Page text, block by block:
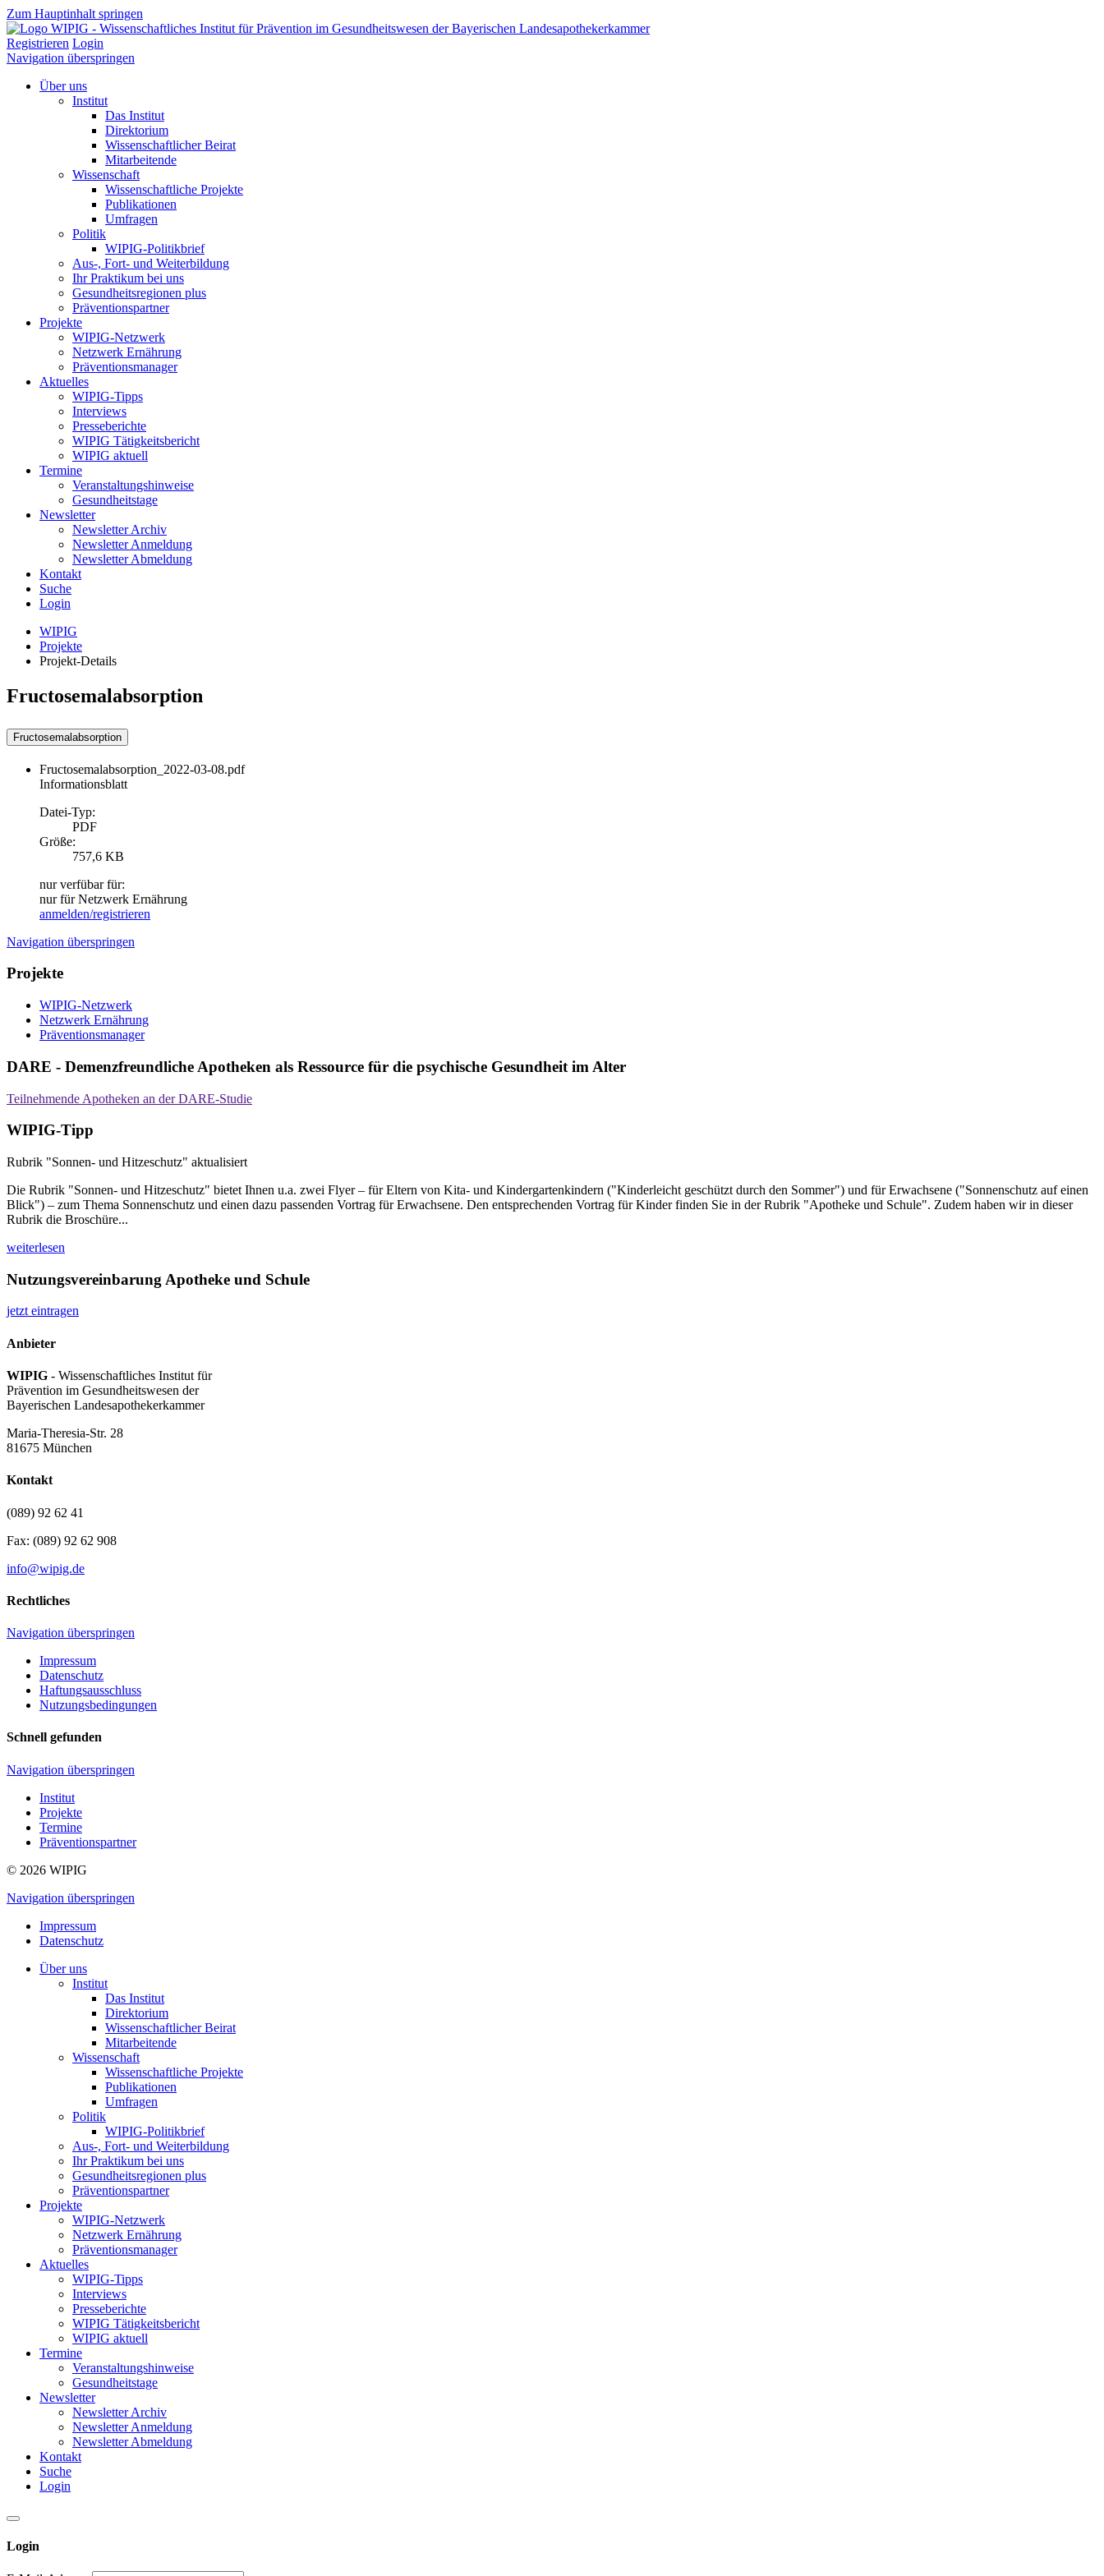
Zum Hauptinhalt springen
Registrieren Login
Navigation überspringen
Über uns
Institut
Das Institut
Direktorium
Wissenschaftlicher Beirat
Mitarbeitende
Wissenschaft
Wissenschaftliche Projekte
Publikationen
Umfragen
Politik
WIPIG-Politikbrief
Aus-, Fort- und Weiterbildung
Ihr Praktikum bei uns
Gesundheitsregionen plus
Präventionspartner
Projekte
WIPIG-Netzwerk
Netzwerk Ernährung
Präventionsmanager
Aktuelles
WIPIG-Tipps
Interviews
Presseberichte
WIPIG Tätigkeitsbericht
WIPIG aktuell
Termine
Veranstaltungshinweise
Gesundheitstage
Newsletter
Newsletter Archiv
Newsletter Anmeldung
Newsletter Abmeldung
Kontakt
Suche
Login
WIPIG
Projekte
Projekt-Details
Fructosemalabsorption
Fructosemalabsorption
Fructosemalabsorption_2022-03-08.pdf
Informationsblatt
Datei-Typ:
PDF
Größe:
757,6 KB
nur verfübar für:
nur für Netzwerk Ernährung
anmelden/registrieren
Navigation überspringen
Projekte
WIPIG-Netzwerk
Netzwerk Ernährung
Präventionsmanager
DARE - Demenzfreundliche Apotheken als Ressource für die psychische Gesundheit im Alter
Teilnehmende Apotheken an der DARE-Studie
WIPIG-Tipp
Rubrik "Sonnen- und Hitzeschutz" aktualisiert
Die Rubrik "Sonnen- und Hitzeschutz" bietet Ihnen u.a. zwei Flyer – für Eltern von Kita- und Kindergartenkindern ("Kinderleicht geschützt durch den Sommer") und für Erwachsene ("Sonnenschutz auf einen
Blick") – zum Thema Sonnenschutz und einen dazu passenden Vortrag für Erwachsene. Den entsprechenden Vortrag für Kinder finden Sie in der Rubrik "Apotheke und Schule". Zudem haben wir in dieser
Rubrik die Broschüre...
weiterlesen
Nutzungsvereinbarung Apotheke und Schule
jetzt eintragen
Anbieter
WIPIG - Wissenschaftliches Institut für
Prävention im Gesundheitswesen der
Bayerischen Landesapothekerkammer
Maria-Theresia-Str. 28
81675 München
Kontakt
(089) 92 62 41
Fax: (089) 92 62 908
info@wipig.de
Rechtliches
Navigation überspringen
Impressum
Datenschutz
Haftungsausschluss
Nutzungsbedingungen
Schnell gefunden
Navigation überspringen
Institut
Projekte
Termine
Präventionspartner
© 2026 WIPIG
Navigation überspringen
Impressum
Datenschutz
Über uns
Institut
Das Institut
Direktorium
Wissenschaftlicher Beirat
Mitarbeitende
Wissenschaft
Wissenschaftliche Projekte
Publikationen
Umfragen
Politik
WIPIG-Politikbrief
Aus-, Fort- und Weiterbildung
Ihr Praktikum bei uns
Gesundheitsregionen plus
Präventionspartner
Projekte
WIPIG-Netzwerk
Netzwerk Ernährung
Präventionsmanager
Aktuelles
WIPIG-Tipps
Interviews
Presseberichte
WIPIG Tätigkeitsbericht
WIPIG aktuell
Termine
Veranstaltungshinweise
Gesundheitstage
Newsletter
Newsletter Archiv
Newsletter Anmeldung
Newsletter Abmeldung
Kontakt
Suche
Login
Login